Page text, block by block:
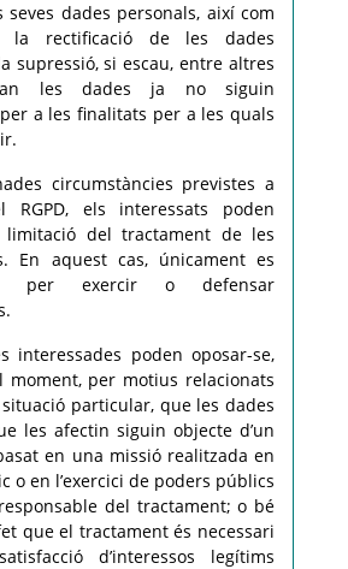
seves dades personals, així com
la rectificació de les dades
supressió, si escau, entre altres
les dades ja no siguin
a les finalitats per a les quals
circumstàncies previstes a
RGPD, els interessats poden
limitació del tractament de les
En aquest cas, únicament es
per exercir o defensar
interessades poden oposar-se,
moment, per motius relacionats
particular, que les dades
les afectin siguin objecte d’un
en una missió realitzada en
o en l’exercici de poders públics
del tractament; o bé
que el tractament és necessari
d’interessos legítims